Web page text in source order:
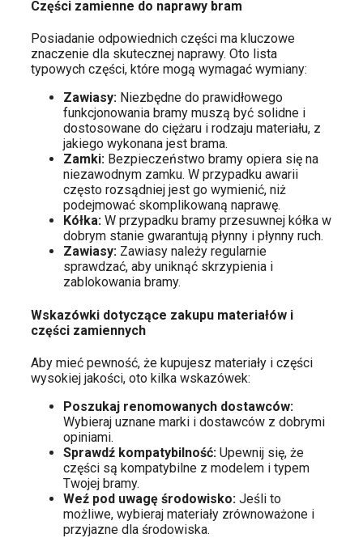
Części zamienne do naprawy bram
Posiadanie odpowiednich części ma kluczowe
znaczenie dla skutecznej naprawy. Oto lista
typowych części, które mogą wymagać wymiany:
Zawiasy: Niezbędne do prawidłowego
funkcjonowania bramy muszą być solidne i
dostosowane do ciężaru i rodzaju materiału, z
jakiego wykonana jest brama.
Zamki: Bezpieczeństwo bramy opiera się na
niezawodnym zamku. W przypadku awarii
często rozsądniej jest go wymienić, niż
podejmować skomplikowaną naprawę.
Kółka: W przypadku bramy przesuwnej kółka w
dobrym stanie gwarantują płynny i płynny ruch.
Zawiasy: Zawiasy należy regularnie
sprawdzać, aby uniknąć skrzypienia i
zablokowania bramy.
Wskazówki dotyczące zakupu materiałów i
części zamiennych
Aby mieć pewność, że kupujesz materiały i części
wysokiej jakości, oto kilka wskazówek:
Poszukaj renomowanych dostawców:
Wybieraj uznane marki i dostawców z dobrymi
opiniami.
Sprawdź kompatybilność: Upewnij się, że
części są kompatybilne z modelem i typem
Twojej bramy.
Weź pod uwagę środowisko: Jeśli to
możliwe, wybieraj materiały zrównoważone i
przyjazne dla środowiska.